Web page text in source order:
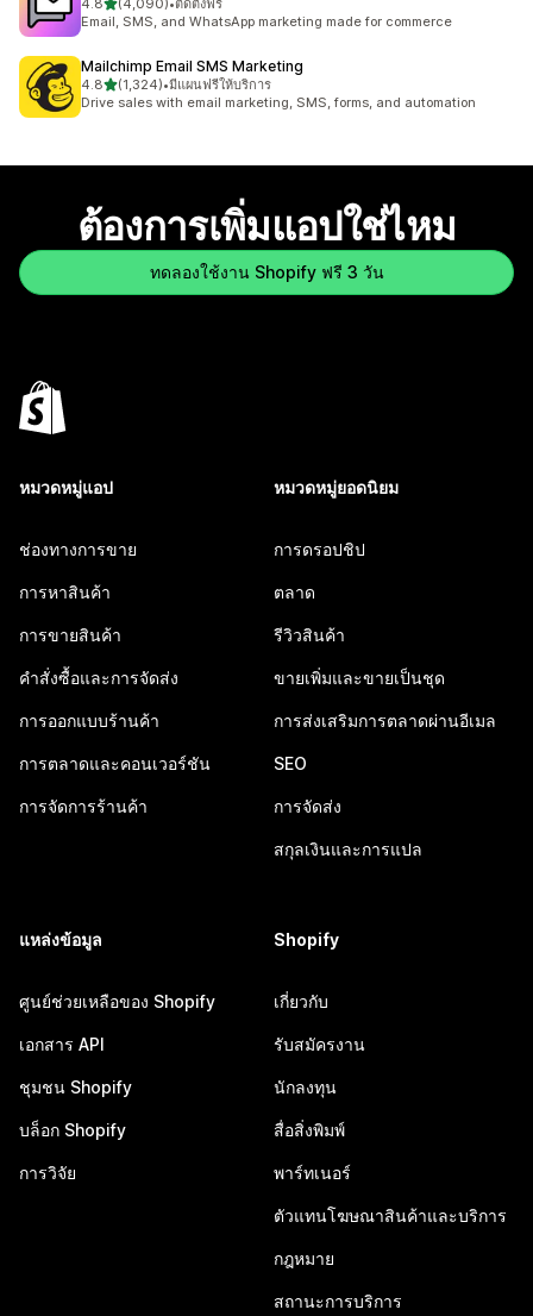
4.8 (4,090)
ทั้งหมด 4090 รีวิว
•ติดตั้งฟรี
Email, SMS, and WhatsApp marketing made for commerce
Mailchimp Email SMS Marketing
4.8เต็ม 5 ดาว
(1,324)
ทั้งหมด 1324 รีวิว
•มีแผนฟรีให้บริการ
Drive sales with email marketing, SMS, forms, and automation
ต้องการเพิ่มแอปใช่ไหม
ทดลองใช้งาน Shopify ฟรี 3 วัน
หมวดหมู่แอป
ช่องทางการขาย
การหาสินค้า
การขายสินค้า
คำสั่งซื้อและการจัดส่ง
การออกแบบร้านค้า
การตลาดและคอนเวอร์ชัน
การจัดการร้านค้า
หมวดหมู่ยอดนิยม
การดรอปชิป
ตลาด
รีวิวสินค้า
ขายเพิ่มและขายเป็นชุด
การส่งเสริมการตลาดผ่านอีเมล
SEO
การจัดส่ง
สกุลเงินและการแปล
แหล่งข้อมูล
ศูนย์ช่วยเหลือของ Shopify
เอกสาร API
ชุมชน Shopify
บล็อก Shopify
การวิจัย
Shopify
เกี่ยวกับ
รับสมัครงาน
นักลงทุน
สื่อสิ่งพิมพ์
พาร์ทเนอร์
ตัวแทนโฆษณาสินค้าและบริการ
กฎหมาย
สถานะการบริการ